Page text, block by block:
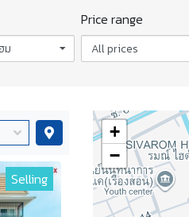
ฮม
Price range
All prices
Selling
+
−